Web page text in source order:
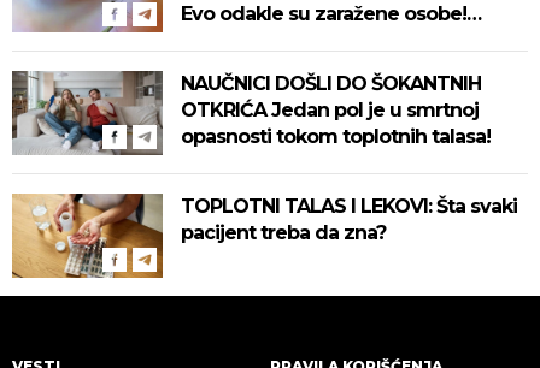
Evo odakle su zaražene osobe!
NAUČNICI DOŠLI DO ŠOKANTNIH
OTKRIĆA Jedan pol je u smrtnoj
opasnosti tokom toplotnih talasa!
TOPLOTNI TALAS I LEKOVI: Šta svaki
pacijent treba da zna?